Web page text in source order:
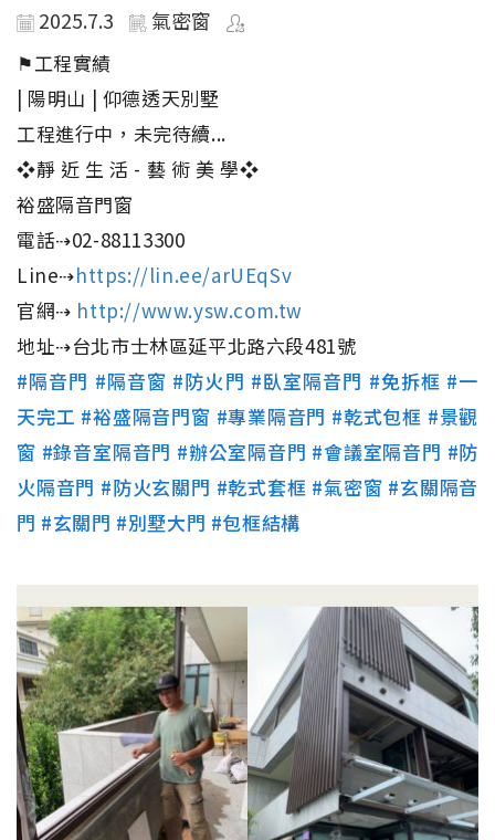
2025.7.3 氣密窗
⚑工程實績
| 陽明山 | 仰德透天別墅
工程進行中，未完待續...
❖靜 近 生 活 - 藝 術 美 學❖
裕盛隔音門窗
電話⇢02-88113300
Line⇢https://lin.ee/arUEqSv
官網⇢ http://www.ysw.com.tw
地址⇢台北市士林區延平北路六段481號
#隔音門 #隔音窗 #防火門 #臥室隔音門 #免拆框 #一
天完工 #裕盛隔音門窗 #專業隔音門 #乾式包框 #景觀
窗 #錄音室隔音門 #辦公室隔音門 #會議室隔音門 #防
火隔音門 #防火玄關門 #乾式套框 #氣密窗 #玄關隔音
門 #玄關門 #別墅大門 #包框結構